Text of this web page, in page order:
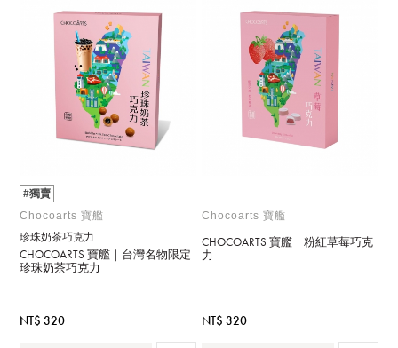
#獨賣
Chocoarts 寶艦
珍珠奶茶巧克力
CHOCOARTS 寶艦｜台灣名物限定
珍珠奶茶巧克力
NT$ 320
Chocoarts 寶艦
CHOCOARTS 寶艦｜粉紅草莓巧克
力
NT$ 320